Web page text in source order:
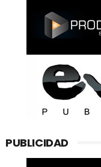
PUBLICIDAD